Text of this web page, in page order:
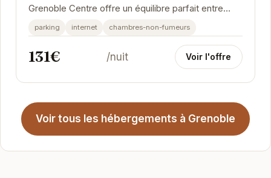
Grenoble Centre offre un équilibre parfait entre
confort moderne et charme authentique. Cet...
parking internet chambres-non-fumeurs
131€ /nuit Voir l'offre
Voir tous les hébergements à Grenoble